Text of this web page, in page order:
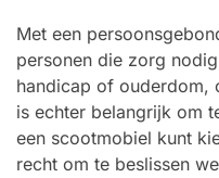
Met een
personen die zorg
handicap of ouderdom,
is echter belangrijk om
een scootmobiel kunt
recht om te beslissen